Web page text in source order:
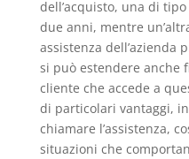
dell’acquisto, una di
due anni, mentre
assistenza dell’azienda
si può estendere anche
cliente che accede a
di particolari vantaggi,
chiamare l’assistenza,
situazioni che